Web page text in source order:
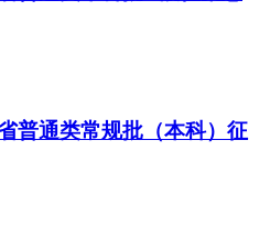
普通类常规批（本科）征